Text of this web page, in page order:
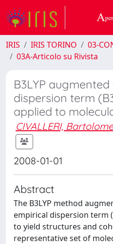
IRIS IRIS TORINO
03-
03A-Articolo su Rivista
B3LYP
dispersion term
applied to
CIVALLERI,
2008-01-01
Abstract
The B3LYP method
empirical dispersion term (
to yield structures and
representative set of